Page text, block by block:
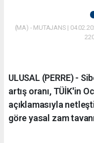
(MA) - MUTAJANS |
ULUSAL (PERRE) -
artış oranı, TÜİK'in
açıklamasıyla
göre yasal zam